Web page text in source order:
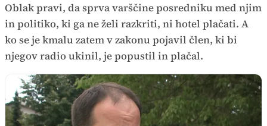
Oblak pravi, da sprva varščine posredniku med njim
in politiko, ki ga ne želi razkriti, ni hotel plačati. A
ko se je kmalu zatem v zakonu pojavil člen, ki bi
njegov radio ukinil, je popustil in plačal.